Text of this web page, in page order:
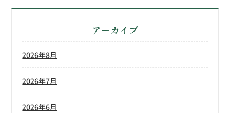
アーカイブ
2026年8月
2026年7月
2026年6月